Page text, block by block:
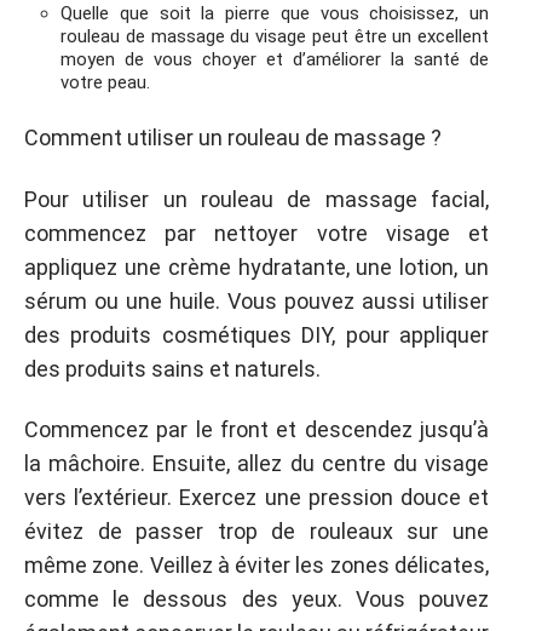
Quelle que soit la pierre que vous choisissez, un
rouleau de massage du visage peut être un excellent
moyen de vous choyer et d’améliorer la santé de
votre peau.
Comment utiliser un rouleau de massage ?
Pour utiliser un rouleau de massage facial,
commencez par nettoyer votre visage et
appliquez une crème hydratante, une lotion, un
sérum ou une huile. Vous pouvez aussi utiliser
des produits cosmétiques DIY, pour appliquer
des produits sains et naturels.
Commencez par le front et descendez jusqu’à
la mâchoire. Ensuite, allez du centre du visage
vers l’extérieur. Exercez une pression douce et
évitez de passer trop de rouleaux sur une
même zone. Veillez à éviter les zones délicates,
comme le dessous des yeux. Vous pouvez